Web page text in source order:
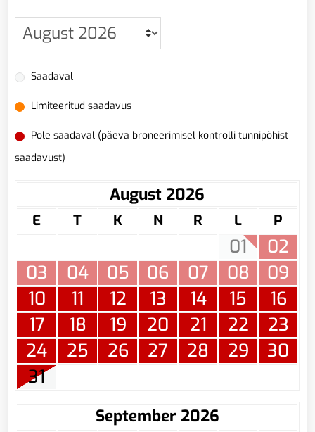
Saadaval
Limiteeritud saadavus
Pole saadaval (päeva broneerimisel kontrolli tunnipõhist
saadavust)
August 2026
E T K N R L P
01
02
03
04 05 06 07 08
09
10
11 12 13 14 15
16
17
18 19 20 21 22
23
24
25 26 27 28 29
30
31
September 2026